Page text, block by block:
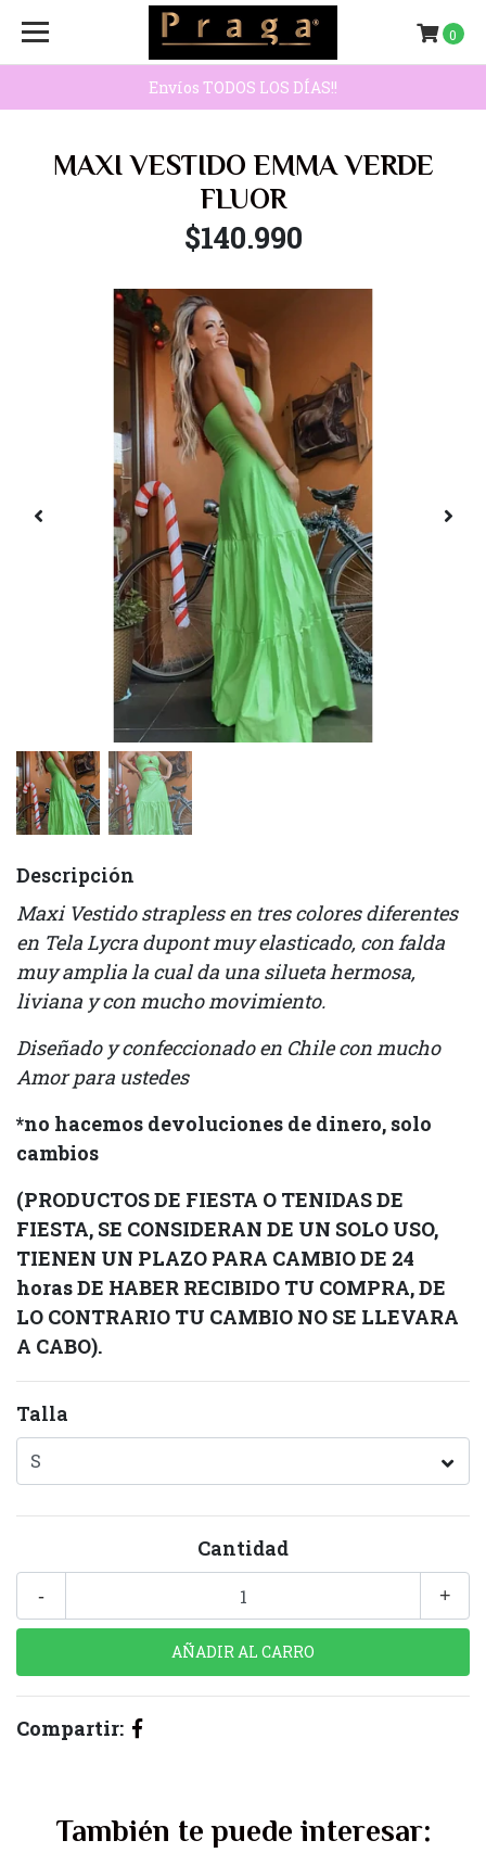
Envíos TODOS LOS DÍAS!!
0
MAXI VESTIDO EMMA VERDE
FLUOR
$140.990
Descripción
Maxi Vestido strapless en tres colores diferentes
en Tela Lycra dupont muy elasticado, con falda
muy amplia la cual da una silueta hermosa,
liviana y con mucho movimiento.
Diseñado y confeccionado en Chile con mucho
Amor para ustedes
*no hacemos devoluciones de dinero, solo
cambios
(PRODUCTOS DE FIESTA O TENIDAS DE
FIESTA, SE CONSIDERAN DE UN SOLO USO,
TIENEN UN PLAZO PARA CAMBIO DE 24
horas DE HABER RECIBIDO TU COMPRA, DE
LO CONTRARIO TU CAMBIO NO SE LLEVARA
A CABO).
Talla
Cantidad
+
-
Compartir:
También te puede interesar: